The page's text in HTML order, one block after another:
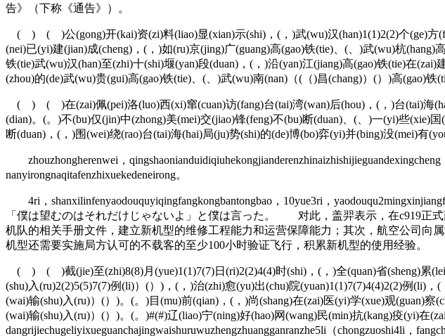
告》（下称《通告》）。
( ) ( )公(gong)开(kai)资(zi)料(liao)显(xian)示(shi)，(，)武(wu)汉(han)1(1)2(2)个(ge)方
(nei)已(yi)建(jian)成(cheng)，(，)如(ru)京(jing)广(guang)高(gao)铁(tie)、(、)武(wu)杭
铁(tie)武(wu)汉(han)至(zhi)十(shi)堰(yan)段(duan)，(，)沿(yan)江(jiang)高(gao)铁(tie)在
(zhou)的(de)武(wu)贵(gui)高(gao)铁(tie)、(、)武(wu)南(nan)（(（)昌(chang)）(）)高(gao)铁
( ) ( )在(zai)佩(pei)洛(luo)西(xi)窜(cuan)访(fang)台(tai)湾(wan)后(hou)，(，)台(tai)海
(dian)。(。)不(bu)仅(jin)中(zhong)美(mei)交(jiao)锋(feng)不(bu)断(duan)、(、)一(yi)些(xie)
断(duan)，(，)围(wei)绕(rao)台(tai)海(hai)局(ju)势(shi)的(de)博(bo)弈(yi)并(bing)没(mei)有
zhouzhongherenwei，
nanyirongnaqitafenzhixuekedeneirong。
4ri，shanxilinfenyaodouquyiqingfangkongbantongbao，10yue3ri，
「僕は望むのはそれだけじゃないよ」と僕は言った。 对此，盖羿表示，在c919正
机队的相关手册文件，建立新机型的维修工程能力和运营保障能力；其次，航空公司
机型还需要实施局方认可的不载客的至少100小时验证飞行，积累新机型的使用经验。
( ) ( )截(jie)至(zhi)8(8)月(yue)1(1)7(7)日(ri)2(2)4(4)时(shi)，(，)全(quan)省(sheng)累
(shu)入(ru)2(2)5(5)7(7)例(li)）(）)，(，)治(zhi)愈(yu)出(chu)院(yuan)1(1)7(7)4(4)2(2)例(li)
(wai)输(shu)入(ru)）(）)。(。)目(mu)前(qian)，(，)尚(shang)在(zai)医(yi)学(xue)观(guan)
(wai)输(shu)入(ru)）(）)。(。)#(#)辽(liao)宁(ning)好(hao)网(wang)民(min)抗(kang)疫(yi)
dangrijiechugeliyixueguanchajingwaishuruwuzhengzhuangganranzhe5li（chongzuoshi4li，